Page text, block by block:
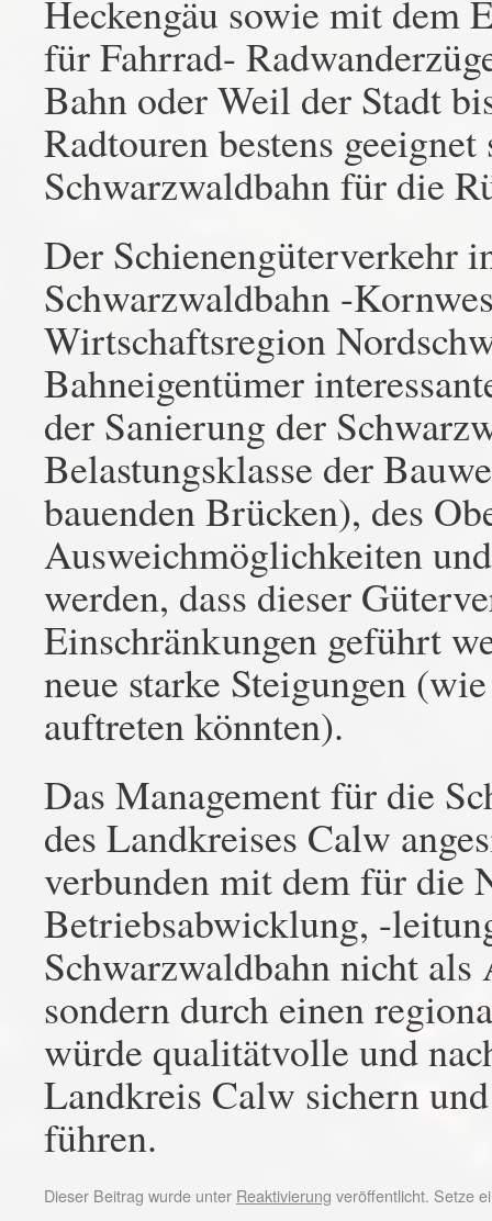
Heckengäu sowie mit dem
für Fahrrad-
Bahn oder Weil der Stadt
Radtouren bestens
Schwarzwaldbahn für die
Der Schienengüterverkehr
Schwarzwaldbahn -
Wirtschaftsregion
Bahneigentümer
der Sanierung der
Belastungsklasse der
bauenden Brücken), des
Ausweichmöglichkeiten
werden, dass dieser
Einschränkungen geführt
neue starke Steigungen
auftreten könnten).
Das Management für die
des Landkreises Calw
verbunden mit dem für die
Betriebsabwicklung, -
Schwarzwaldbahn nicht
sondern durch einen
würde qualitätvolle und
Landkreis Calw sichern
führen.
Dieser Beitrag wurde unter Reaktivierung veröffentlicht. Setze